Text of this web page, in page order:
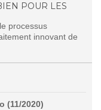
POUR LES
processus
innovant de
(11/2020)